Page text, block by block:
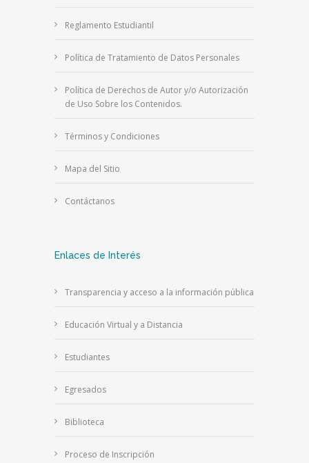
Reglamento Estudiantil
Política de Tratamiento de Datos Personales
Política de Derechos de Autor y/o Autorización
de Uso Sobre los Contenidos.
Términos y Condiciones
Mapa del Sitio
Contáctanos
Enlaces de Interés
Transparencia y acceso a la información pública
Educación Virtual y a Distancia
Estudiantes
Egresados
Biblioteca
Proceso de Inscripción